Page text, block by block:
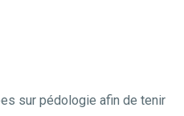
sur pédologie afin de tenir